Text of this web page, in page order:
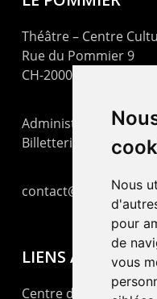
Nous
pour
de
vous
Théâtre – Centre
Rue du Pommier 9
CH-2000 Neuchâtel
Administration : +41
Billetterie : +41 32 725
LIENS AMIS
Centre de culture ABC